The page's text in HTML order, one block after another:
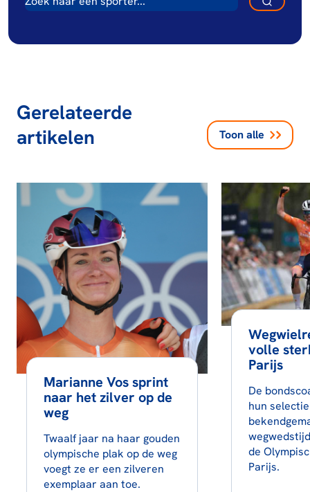
Gerelateerde
artikelen
Toon alle
Marianne Vos sprint
naar het zilver op de
weg
Twaalf jaar na haar gouden
olympische plak op de weg
voegt ze er een zilveren
exemplaar aan toe.
volle
Parijs
De
hun selectie
de
Parijs.